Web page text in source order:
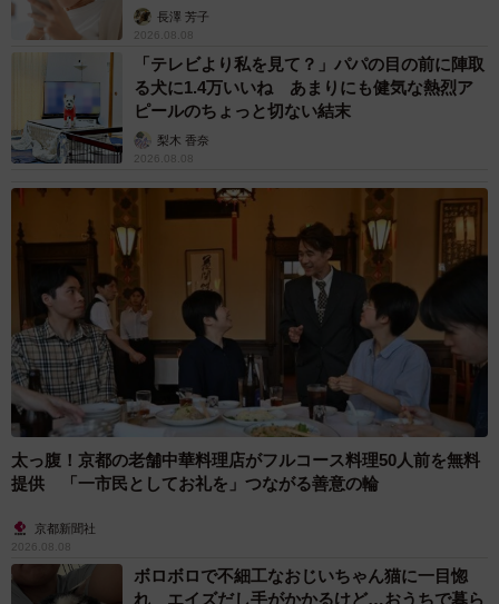
解説】長澤 芳子
2026.08.08
「テレビより私を見て？」パパの目の前に陣取
る犬に1.4万いいね あまりにも健気な熱烈ア
ピールのちょっと切ない結末
梨木 香奈
2026.08.08
太っ腹！京都の老舗中華料理店がフルコース料理50人前を無料
提供 「一市民としてお礼を」つながる善意の輪
京都新聞社
2026.08.08
ボロボロで不細工なおじいちゃん猫に一目惚
れ エイズだし手がかかるけど…おうちで暮ら